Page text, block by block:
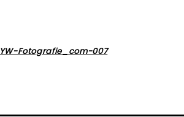
YW-Fotografie_com-007